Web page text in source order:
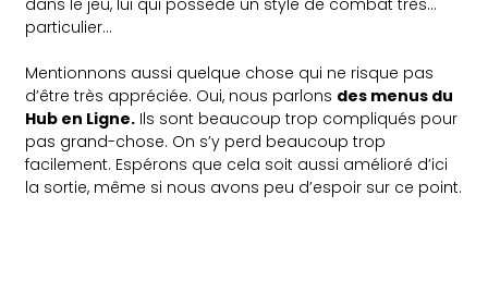
particulier…
Mentionnons aussi quelque chose qui ne risque pas
d’être très appréciée. Oui, nous parlons des menus du
Hub en Ligne. Ils sont beaucoup trop compliqués pour
pas grand-chose. On s’y perd beaucoup trop
facilement. Espérons que cela soit aussi amélioré d’ici
la sortie, même si nous avons peu d’espoir sur ce point.